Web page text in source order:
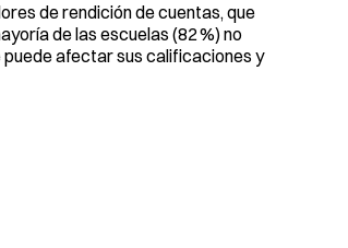
de rendición de cuentas, que
de las escuelas (82 %) no
afectar sus calificaciones y